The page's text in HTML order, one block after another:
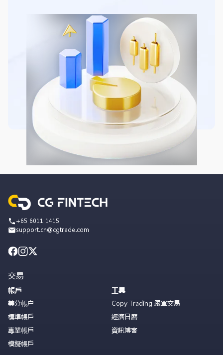
+65 6011 1415
support.cn@cgtrade.com
交易
帳戶
美分帳户
標準帳戶
專業帳戶
模擬帳戶
工具
Copy Trading 跟單交易
經濟日曆
資訊博客